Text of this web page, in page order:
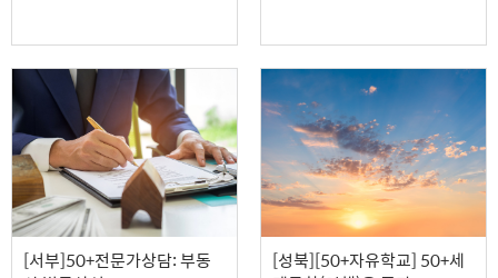
[서부]50+전문가상담: 부동
[성북][50+자유학교] 50+세